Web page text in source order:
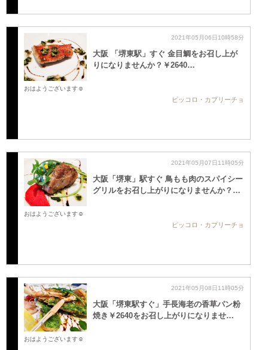
2021年05月06日10時58分
大阪 「堺東駅」すぐ 金目鯛をお召し上が
りになりませんか？￥2640…
おはようございます☺️
ピッコロ・カプリーチョ
2021年05月07日11時05分
大阪「堺東」駅すぐ 鳥もも肉のスパイシー
グリルをお召し上がりになりませんか？…
おはようございます☺️
ピッコロ・カプリーチョ
2021年05月08日11時05分
大阪「堺東駅すぐ」手長海老の香草パン粉
焼き￥2640をお召し上がりになりませ…
おはようございます☺️